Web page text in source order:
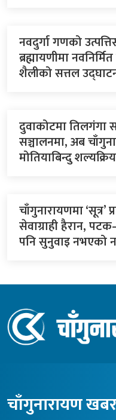
नवदुर्गा गणको
ब्रह्मायणीमा
शैलीको सत्तल
दुवाकोटमा तिलगंगा
सञ्चालनमा, अब
मोतियाबिन्दु
चाँगुनारायणमा ‘सूत्र’
सेवाग्राही हैरान,
पनि सुनुवाइ नभएको
चाँगुनारायण खबर